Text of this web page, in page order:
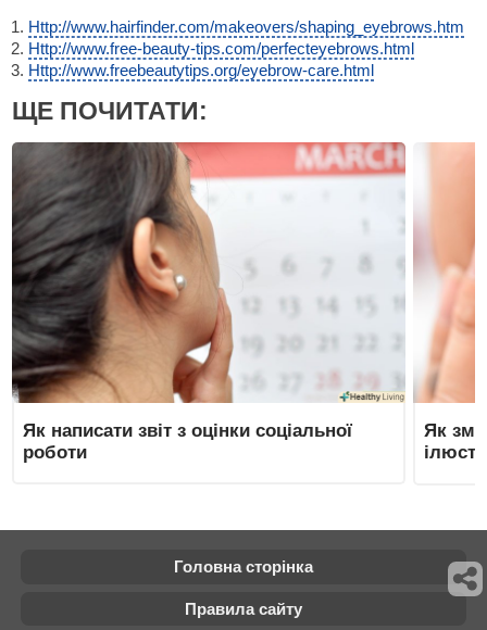
Http://www.hairfinder.com/makeovers/shaping_eyebrows.htm
Http://www.free-beauty-tips.com/perfecteyebrows.html
Http://www.freebeautytips.org/eyebrow-care.html
ЩЕ ПОЧИТАТИ:
Як написати звіт з оцінки соціальної
роботи
Як
Головна сторінка
Правила сайту